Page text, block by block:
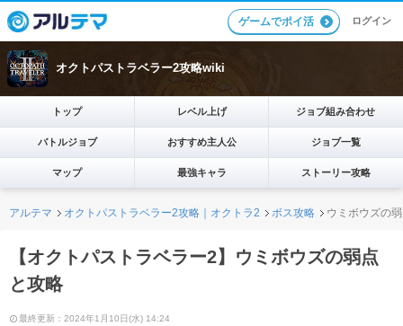
ゲームでポイ活 ログイン
オクトパストラベラー2攻略wiki
トップ レベル上げ ジョブ組み合わせ
バトルジョブ おすすめ主人公 ジョブ一覧
マップ 最強キャラ ストーリー攻略
アルテマ オクトパストラベラー2攻略｜オクトラ2 ボス攻略 ウミボウズの
【オクトパストラベラー2】ウミボウズの弱点
と攻略
最終更新：2024年1月10日(水) 14:24